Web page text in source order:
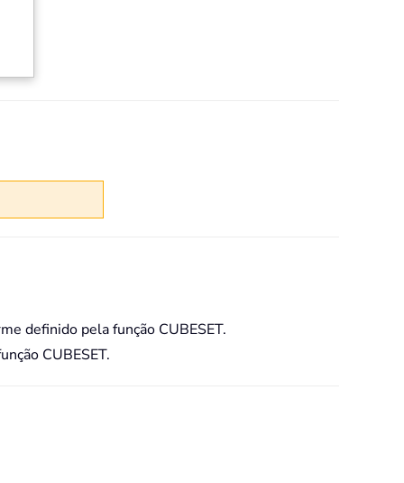
definido pela função CUBESET.
CUBESET.